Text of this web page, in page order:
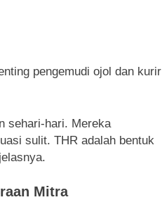
pengemudi ojol dan kurir
sehari-hari. Mereka
sulit. THR adalah bentuk
Mitra